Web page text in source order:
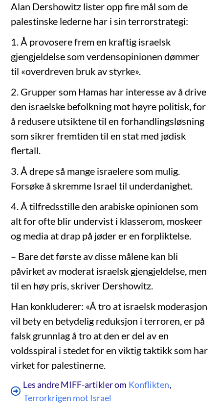
Alan Dershowitz lister opp fire mål som de
palestinske lederne har i sin terrorstrategi:
1. Å provosere frem en kraftig israelsk
gjengjeldelse som verdensopinionen dømmer
til «overdreven bruk av styrke».
2. Grupper som Hamas har interesse av å drive
den israelske befolkning mot høyre politisk, for
å redusere utsiktene til en forhandlingsløsning
som sikrer fremtiden til en stat med jødisk
flertall.
3. Å drepe så mange israelere som mulig.
Forsøke å skremme Israel til underdanighet.
4. Å tilfredsstille den arabiske opinionen som
alt for ofte blir undervist i klasserom, moskeer
og media at drap på jøder er en forpliktelse.
– Bare det første av disse målene kan bli
påvirket av moderat israelsk gjengjeldelse, men
til en høy pris, skriver Dershowitz.
Han konkluderer: «Å tro at israelsk moderasjon
vil bety en betydelig reduksjon i terroren, er på
falsk grunnlag å tro at den er del av en
voldsspiral i stedet for en viktig taktikk som har
virket for palestinerne.
Les andre MIFF-artikler om Konflikten,
Terrorkrigen mot Israel